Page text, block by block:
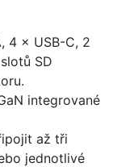
4 × USB-C, 2
SD
integrované
až tři
jednotlivé